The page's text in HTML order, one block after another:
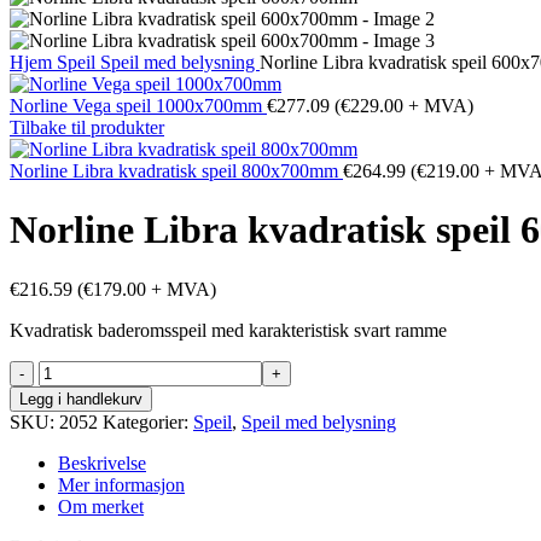
Hjem Speil Speil med belysning Norline Libra kvadratisk speil
Norline Vega speil 1000x700mm €277.09 (€229.00 + MVA)
Tilbake til produkter
Norline Libra kvadratisk speil 800x700mm €264.99 (€219.00 +
Norline Libra kvadratisk speil
€216.59 (€179.00 + MVA)
Kvadratisk baderomsspeil med karakteristisk svart ramme
Norline
Libra
kvadratisk
speil
600x700mm
antall
Legg i handlekurv
SKU: 2052 Kategorier: Speil, Speil med belysning
Beskrivelse
Mer informasjon
Om merket